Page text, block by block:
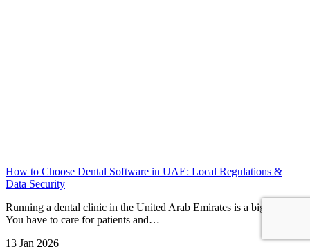
How to Choose Dental Software in UAE: Local Regulations &
Data Security
Running a dental clinic in the United Arab Emirates is a big task.
You have to care for patients and…
13 Jan 2026